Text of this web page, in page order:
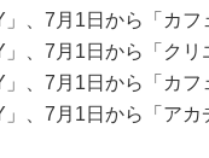
」、7月1日から「カ
」、7月1日から「ク
」、7月1日から「カ
」、7月1日から「ア